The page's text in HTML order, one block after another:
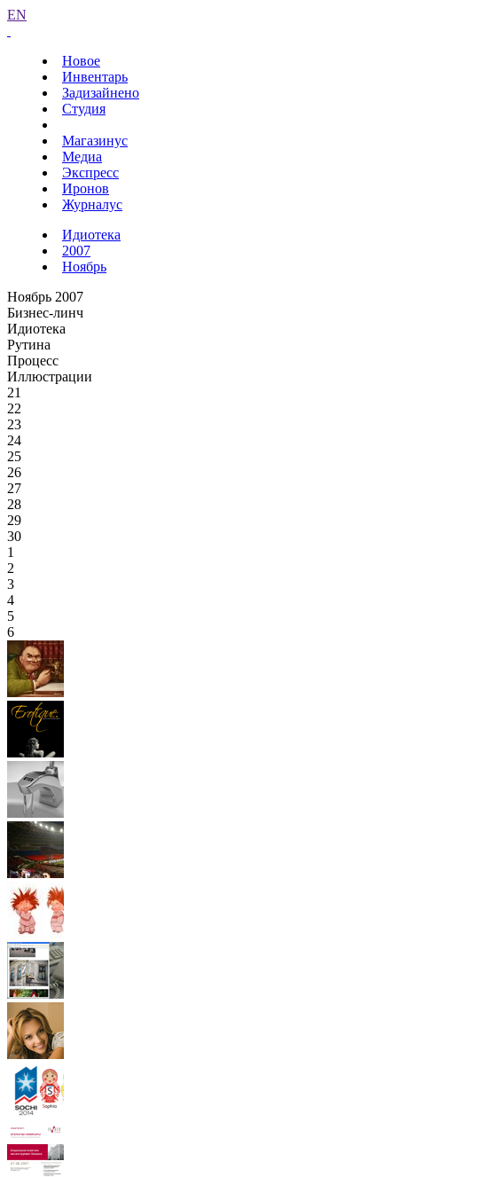
EN
Новое
Инвентарь
Задизайнено
Студия
Магазинус
Медиа
Экспресс
Иронов
Журналус
Идиотека
2007
Ноябрь
Ноябрь 2007
Бизнес-линч
Идиотека
Рутина
Процесс
Иллюстрации
21
22
23
24
25
26
27
28
29
30
1
2
3
4
5
6